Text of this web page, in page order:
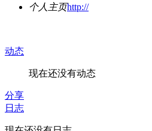
个人主页http://
动态
现在还没有动态
分享
日志